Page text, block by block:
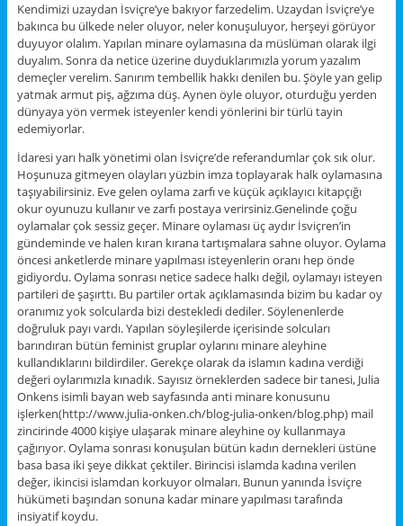
Kendimizi uzaydan İsviçre’ye bakıyor farzedelim. Uzaydan İsviçre’ye
bakınca bu ülkede neler oluyor, neler konuşuluyor, herşeyi görüyor
duyuyor olalım. Yapılan minare oylamasına da müslüman olarak ilgi
duyalım. Sonra da netice üzerine duyduklarımızla yorum yazalım
demeçler verelim. Sanırım tembellik hakkı denilen bu. Şöyle yan gelip
yatmak armut piş, ağzıma düş. Aynen öyle oluyor, oturduğu yerden
dünyaya yön vermek isteyenler kendi yönlerini bir türlü tayin
edemiyorlar.
İdaresi yarı halk yönetimi olan İsviçre’de referandumlar çok sık olur.
Hoşunuza gitmeyen olayları yüzbin imza toplayarak halk oylamasına
taşıyabilirsiniz. Eve gelen oylama zarfı ve küçük açıklayıcı kitapçığı
okur oyunuzu kullanır ve zarfı postaya verirsiniz.Genelinde çoğu
oylamalar çok sessiz geçer. Minare oylaması üç aydır İsviçren’in
gündeminde ve halen kıran kırana tartışmalara sahne oluyor. Oylama
öncesi anketlerde minare yapılması isteyenlerin oranı hep önde
gidiyordu. Oylama sonrası netice sadece halkı değil, oylamayı isteyen
partileri de şaşırttı. Bu partiler ortak açıklamasında bizim bu kadar oy
oranımız yok solcularda bizi destekledi dediler. Söylenenlerde
doğruluk payı vardı. Yapılan söyleşilerde içerisinde solcuları
barındıran bütün feminist gruplar oylarını minare aleyhine
kullandıklarını bildirdiler. Gerekçe olarak da islamın kadına verdiği
değeri oylarımızla kınadık. Sayısız örneklerden sadece bir tanesi, Julia
Onkens isimli bayan web sayfasında anti minare konusunu
işlerken(http://www.julia-onken.ch/blog-julia-onken/blog.php) mail
zincirinde 4000 kişiye ulaşarak minare aleyhine oy kullanmaya
çağırıyor. Oylama sonrası konuşulan bütün kadın dernekleri üstüne
basa basa iki şeye dikkat çektiler. Birincisi islamda kadına verilen
değer, ikincisi islamdan korkuyor olmaları. Bunun yanında İsviçre
hükümeti başından sonuna kadar minare yapılması tarafında
insiyatif koydu.